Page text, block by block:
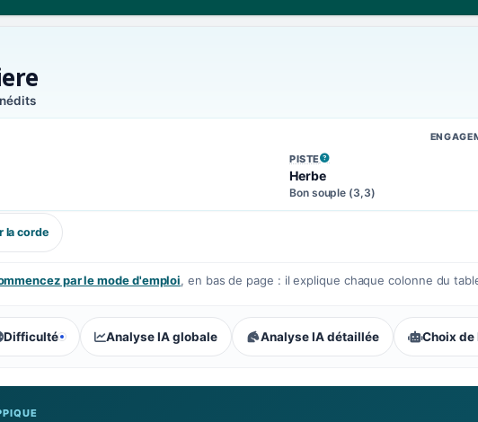
PISTE
, VOIR LA DÉFINITION
Herbe
Bon souple (3,3)
la corde
par le mode d'emploi, en bas de page : il explique chaque colonne du
Difficultédes parieurs : Accessible
Analyse IA globale Analyse IA détaillée Choix de